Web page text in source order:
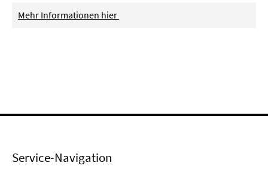
Mehr Informationen hier
Service-Navigation